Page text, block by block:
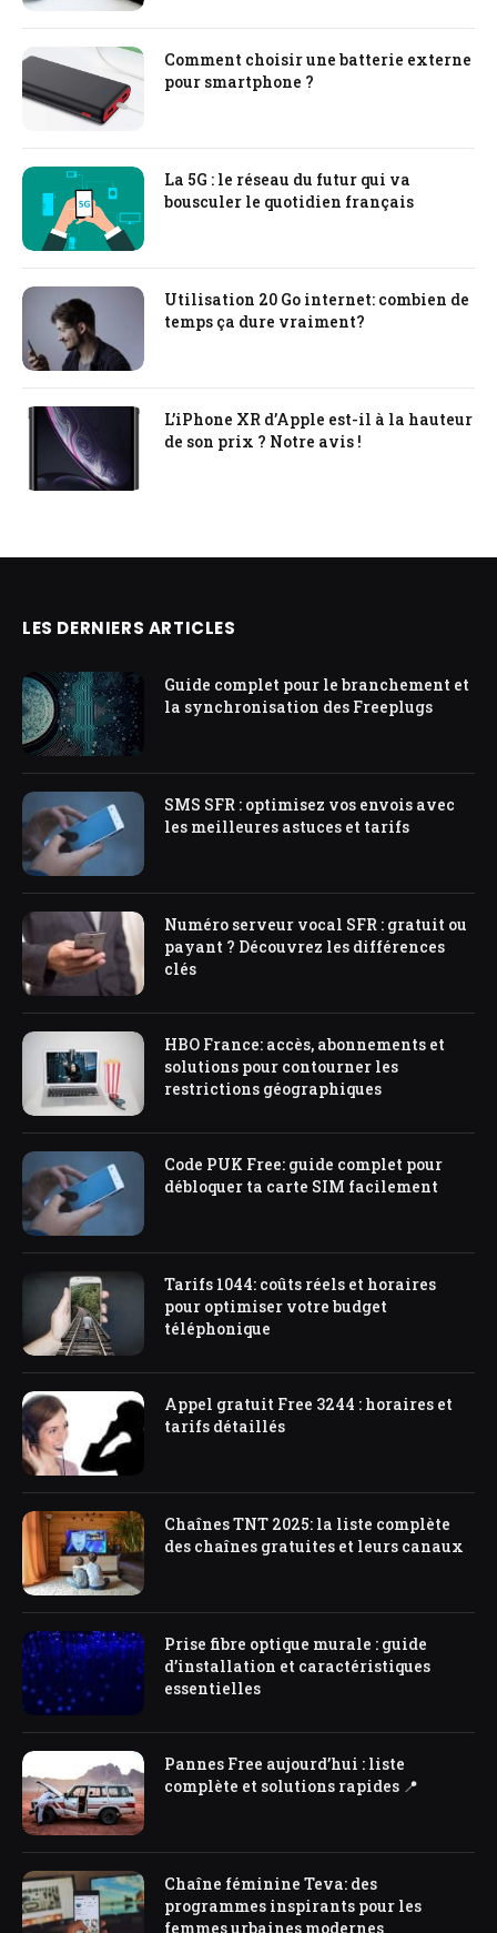
Comment choisir une batterie externe
pour smartphone ?
La 5G : le réseau du futur qui va
bousculer le quotidien français
Utilisation 20 Go internet: combien de
temps ça dure vraiment?
L’iPhone XR d’Apple est-il à la hauteur
de son prix ? Notre avis !
LES DERNIERS ARTICLES
Guide complet pour le branchement et
la synchronisation des Freeplugs
SMS SFR : optimisez vos envois avec
les meilleures astuces et tarifs
Numéro serveur vocal SFR : gratuit ou
payant ? Découvrez les différences
clés
HBO France: accès, abonnements et
solutions pour contourner les
restrictions géographiques
Code PUK Free: guide complet pour
débloquer ta carte SIM facilement
Tarifs 1044: coûts réels et horaires
pour optimiser votre budget
téléphonique
Appel gratuit Free 3244 : horaires et
tarifs détaillés
Chaînes TNT 2025: la liste complète
des chaînes gratuites et leurs canaux
Prise fibre optique murale : guide
d’installation et caractéristiques
essentielles
Pannes Free aujourd’hui : liste
complète et solutions rapides 📍
Chaîne féminine Teva: des
programmes inspirants pour les
femmes urbaines modernes